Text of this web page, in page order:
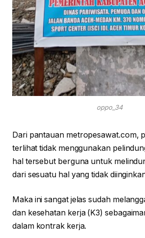
oppo_34
Dari pantauan metropesawat.com,
terlihat tidak menggunakan
hal tersebut berguna untuk
dari sesuatu hal yang tidak
Maka ini sangat jelas sudah
dan kesehatan kerja (K3)
dalam kontrak kerja.